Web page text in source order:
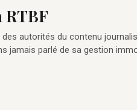
RTBF
autorités du contenu
jamais parlé de sa gestion